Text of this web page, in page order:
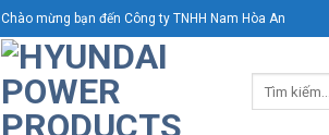
Chào mừng bạn đến Công ty TNHH Nam Hòa An